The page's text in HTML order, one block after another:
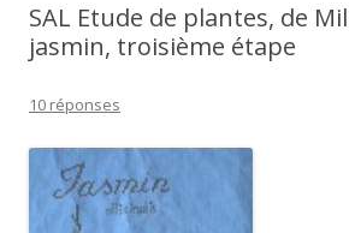
SAL Etude de plantes, de
jasmin, troisième étape
10 réponses